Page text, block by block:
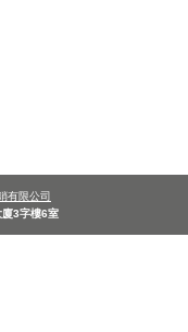
有限公司
3字樓6室